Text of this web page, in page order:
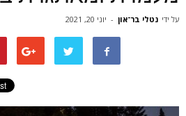
על ידי נטלי בר־און - יוני 20, 2021